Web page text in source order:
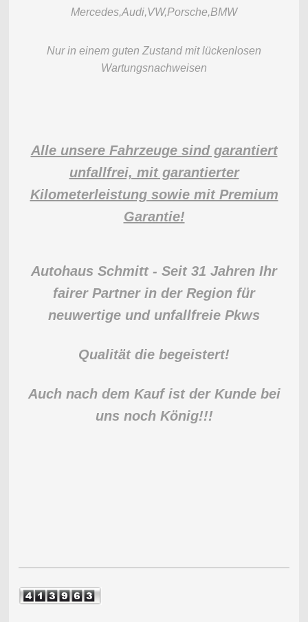
Mercedes,Audi,VW,Porsche,BMW
Nur in einem guten Zustand mit lückenlosen
Wartungsnachweisen
Alle unsere Fahrzeuge sind garantiert
unfallfrei, mit garantierter
Kilometerleistung sowie mit Premium
Garantie!
Autohaus Schmitt - Seit 31 Jahren Ihr
fairer Partner in der Region für
neuwertige und unfallfreie Pkws
Qualität die begeistert!
Auch nach dem Kauf ist der Kunde bei
uns noch König!!!